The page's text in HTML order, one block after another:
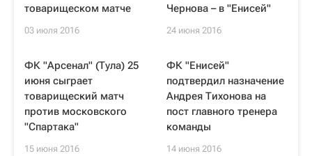
товарищеском матче
03 июля 2016
Чернова – в "Енисей"
24 июня 2016
ФК "Арсенал" (Тула) 25
июня сыграет
товарищеский матч
против московского
"Спартака"
15 июня 2016
ФК "Енисей"
подтвердил назначение
Андрея Тихонова на
пост главного тренера
команды
14 июня 2016